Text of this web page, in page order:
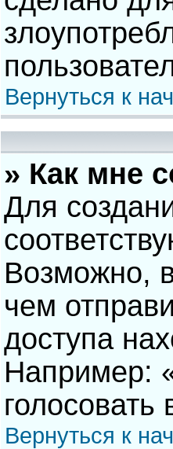
Вернуться к
» Как мне
Для
Возможно,
чем
доступа
Например:
голосовать
Вернуться к